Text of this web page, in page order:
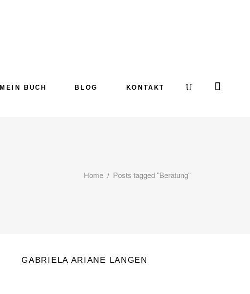
MEIN BUCH BLOG KONTAKT
Home / Posts tagged "Beratung"
GABRIELA ARIANE LANGEN